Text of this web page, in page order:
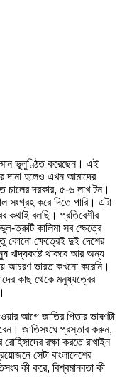
ভূলুণ্ঠিত করেছেন। এই
দানা হলেও এখন আমাদের
চালের দরকার, ৫-৬ লাখ টন।
সংগ্রহ করে দিতে পারি। এটা
কথাই বলছি। প্রতিবেশীর
ত্রুটি কালিমা সব ক্ষেত্রে
কোনো ক্ষেত্রেই দুই দেশের
খাদ্যকষ্টে থাকবে আর অন্য
আচরণ ভারত কখনো করেনি।
কাছ থেকে মনুষ্যত্বের
আগে জাতির পিতার ভাষণটা
জাতিসংঘে প্রস্তাব করুন,
রক্ষা করতে রাখাইন
সেটা বাংলাদেশের
কী করে, বিশ্বমানবতা কী